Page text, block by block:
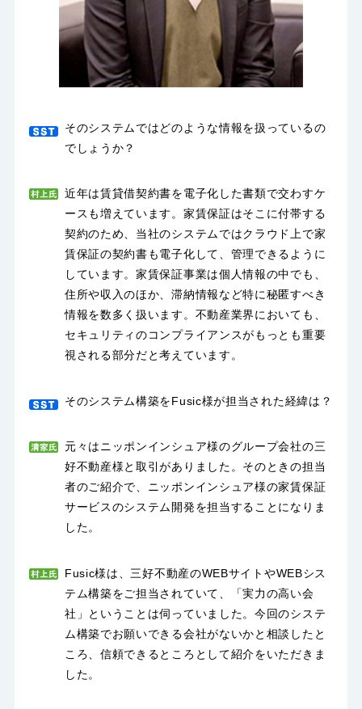
そのシステムではどのような情報を扱っているの
でしょうか？
近年は賃貸借契約書を電子化した書類で交わすケ
ースも増えています。家賃保証はそこに付帯する
契約のため、当社のシステムではクラウド上で家
賃保証の契約書も電子化して、管理できるように
しています。家賃保証事業は個人情報の中でも、
住所や収入のほか、滞納情報など特に秘匿すべき
情報を数多く扱います。不動産業界においても、
セキュリティのコンプライアンスがもっとも重要
視される部分だと考えています。
そのシステム構築をFusic様が担当された経緯は？
元々はニッポンインシュア様のグループ会社の三
好不動産様と取引がありました。そのときの担当
者のご紹介で、ニッポンインシュア様の家賃保証
サービスのシステム開発を担当することになりま
した。
Fusic様は、三好不動産のWEBサイトやWEBシス
テム構築をご担当されていて、「実力の高い会
社」ということは伺っていました。今回のシステ
ム構築でお願いできる会社がないかと相談したと
ころ、信頼できるところとして紹介をいただきま
した。